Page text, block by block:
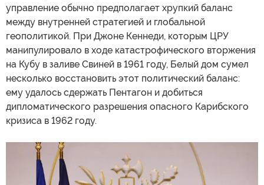
управление обычно предполагает хрупкий баланс
между внутренней стратегией и глобальной
геополитикой. При Джоне Кеннеди, которым ЦРУ
манипулировало в ходе катастрофического вторжения
на Кубу в заливе Свиней в 1961 году, Белый дом сумел
несколько восстановить этот политический баланс:
ему удалось сдержать Пентагон и добиться
дипломатического разрешения опасного Карибского
кризиса в 1962 году.